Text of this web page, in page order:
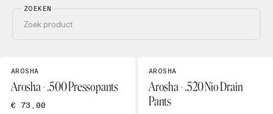
ZOEKEN
AROSHA
Arosha - .500 Pressopants
€ 73,00
AROSHA
Arosha - .520 Nio Drain
Pants